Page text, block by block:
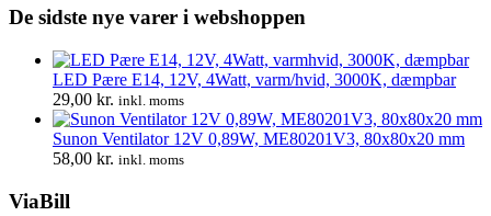
De sidste nye varer i webshoppen
LED Pære E14, 12V, 4Watt, varm/hvid, 3000K, dæmpbar
29,00 kr. inkl. moms
Sunon Ventilator 12V 0,89W, ME80201V3, 80x80x20 mm
58,00 kr. inkl. moms
ViaBill